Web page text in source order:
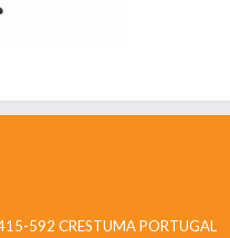
592 CRESTUMA PORTUGAL